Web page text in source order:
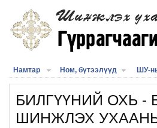
Намтар Ном, бүтээлүүд ШУ-
БИЛГҮҮНИЙ ОХЬ -
ШИНЖЛЭХ